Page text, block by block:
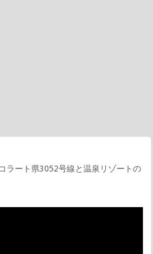
ラート県3052号線と温泉リゾートの